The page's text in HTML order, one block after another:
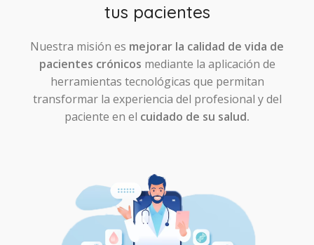
tus pacientes
Nuestra misión es mejorar la calidad de vida de
pacientes crónicos mediante la aplicación de
herramientas tecnológicas que permitan
transformar la experiencia del profesional y del
paciente en el cuidado de su salud.